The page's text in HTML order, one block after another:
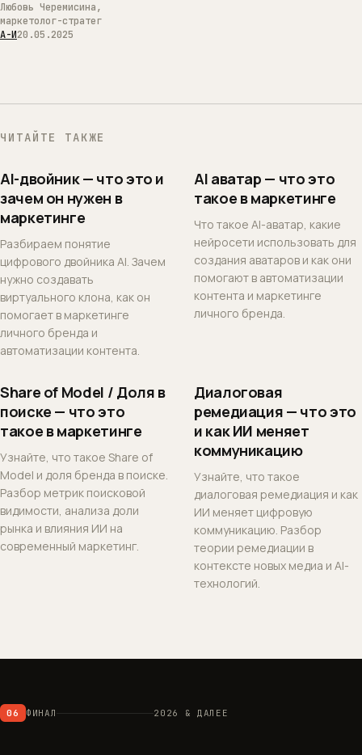
Любовь Черемисина,
маркетолог-стратег
А-И20.05.2025
ЧИТАЙТЕ ТАКЖЕ
AI-двойник — что это и
зачем он нужен в
маркетинге
Разбираем понятие
цифрового двойника AI. Зачем
нужно создавать
виртуального клона, как он
помогает в маркетинге
личного бренда и
автоматизации контента.
AI аватар — что это
такое в маркетинге
Что такое AI-аватар, какие
нейросети использовать для
создания аватаров и как они
помогают в автоматизации
контента и маркетинге
личного бренда.
Share of Model / Доля в
поиске — что это
такое в маркетинге
Узнайте, что такое Share of
Model и доля бренда в поиске.
Разбор метрик поисковой
видимости, анализа доли
рынка и влияния ИИ на
современный маркетинг.
Диалоговая
ремедиация — что это
и как ИИ меняет
коммуникацию
Узнайте, что такое
диалоговая ремедиация и как
ИИ меняет цифровую
коммуникацию. Разбор
теории ремедиации в
контексте новых медиа и AI-
технологий.
06 ФИНАЛ 2026 & ДАЛЕЕ